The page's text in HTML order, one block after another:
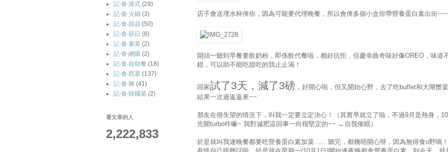
店子會送埋水杯俾你，因為可能要代埋晚餐，所以會俾多個小盒你帶營養蛋白素出街
開頭一聽到早餐要飲奶粉，即係飲代餐啦，都好抗拒，但慶幸曲奇味好像OREO，味道
錯，可以助不能吃甜吃的我止止渴！
回家試了3天，減了3磅 ，好開心啦，但又開始心野，去了吃buffet和大閘蟹宴
結果一次過返返來~~
朋友在很失望的情況下，叫我一定要立定決心！（其實早就立了啦，不過9月是熱身，10
先開turbo咋嘛~ 我對減肥這回事一向很堅定的~~ ←自我催眠）
於是就叫我連晚餐都要吃營養蛋白素加菜...... 聽完，都幾唔開心呀，因為無得食o野喎
記‧食‧港式 (29)
記‧食‧火鍋 (3)
記‧食‧甜品 (50)
記‧食‧節日 (6)
記‧食‧素菜 (2)
記‧食‧網購 (2)
記‧食‧自助餐 (18)
記‧食‧西菜 (137)
記‧食‧雜 (41)
記‧食‧韓國菜 (2)
看文章的人
2,222,833